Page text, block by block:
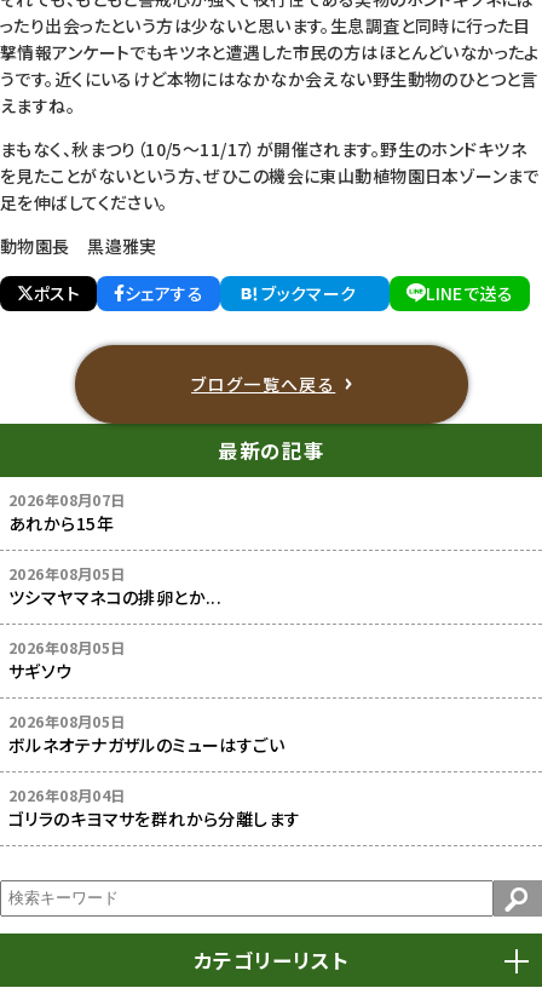
ったり出会ったという方は少ないと思います。生息調査と同時に行った目
撃情報アンケートでもキツネと遭遇した市民の方はほとんどいなかったよ
うです。近くにいるけど本物にはなかなか会えない野生動物のひとつと言
えますね。
まもなく、秋まつり（10/5～11/17）が開催されます。野生のホンドキツネ
を見たことがないという方、ぜひこの機会に東山動植物園日本ゾーンまで
足を伸ばしてください。
動物園長 黒邉雅実
ポスト
シェアする ブックマーク LINEで送る
ブログ一覧へ戻る
最新の記事
2026年08月07日
あれから15年
2026年08月05日
ツシマヤマネコの排卵とか...
2026年08月05日
サギソウ
2026年08月05日
ボルネオテナガザルのミューはすごい
2026年08月04日
ゴリラのキヨマサを群れから分離します
カテゴリーリスト